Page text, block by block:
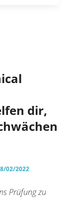
dir,
02/2022
Prüfung zu